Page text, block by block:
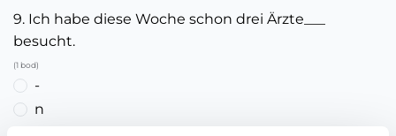
9. Ich habe diese Woche schon drei Ärzte___
besucht.
(1 bod)
-
n